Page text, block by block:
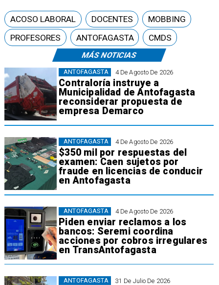
MÁS NOTICIAS
4 De Agosto De 2026
Contraloría instruye a
Municipalidad de Antofagasta
reconsiderar propuesta de
empresa Demarco
ANTOFAGASTA
4 De Agosto De 2026
$350 mil por respuestas del
examen: Caen sujetos por
fraude en licencias de conducir
en Antofagasta
ANTOFAGASTA
4 De Agosto De 2026
Piden enviar reclamos a los
bancos: Seremi coordina
acciones por cobros irregulares
en TransAntofagasta
ANTOFAGASTA
31 De Julio De 2026
ANTOFAGASTA
ACOSO LABORAL DOCENTES
MOBBING
PROFESORES
ANTOFAGASTA CMDS